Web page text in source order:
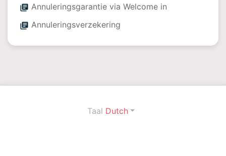
library_books Annuleringsgarantie via Welcome in
library_books Annuleringsverzekering
Taal Dutch